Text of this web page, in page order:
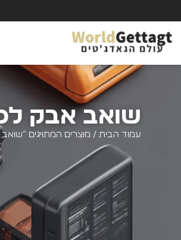
שואב אבק
עמוד הבית / מוצרים המתויגים